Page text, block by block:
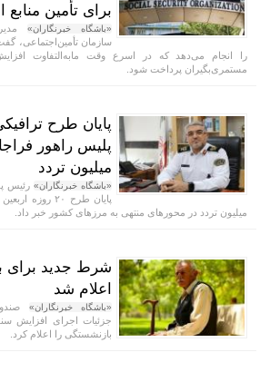
برای تأمین منابع
«باشگاه خبرنگاران»
سازمان تأمین‌اجتماعی،
را انجام می‌دهد که در اسرع وقت مابه‌التفاوت
مستمری‌بگیران پرداخت شود.
میلیون تردد
«باشگاه خبرنگاران» رئیس
میلیون تردد در محور‌های منتهی به مرز‌های کشور خبر داد.
شرط جدید برای
اعلام شد
«باشگاه خبرنگاران»
جزئیات اجرای افزایش
بازنشستگی را اعلام کرد.